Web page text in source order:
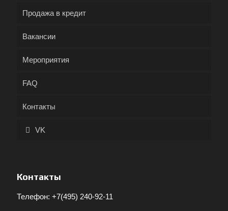
Продажа в кредит
Вакансии
Мероприятия
FAQ
Контакты
VK
Контакты
Телефон: +7(495) 240-92-11